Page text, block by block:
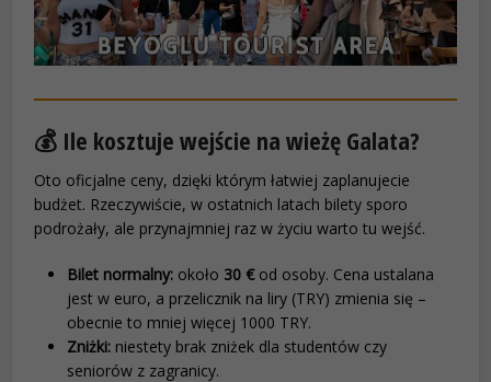
💰 Ile kosztuje wejście na wieżę Galata?
Oto oficjalne ceny, dzięki którym łatwiej zaplanujecie
budżet. Rzeczywiście, w ostatnich latach bilety sporo
podrożały, ale przynajmniej raz w życiu warto tu wejść.
Bilet normalny: około 30 €od osoby. Cena ustalana
jest w euro, a przelicznik na liry (TRY) zmienia się –
obecnie to mniej więcej 1000 TRY.
Zniżki: niestety brak zniżek dla studentów czy
seniorów z zagranicy.